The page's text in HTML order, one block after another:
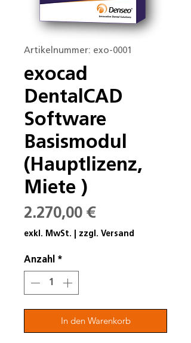
Artikelnummer: exo-0001
exocad
DentalCAD
Software
Basismodul
(Hauptlizenz,
Miete )
2.270,00 €Preis
exkl. MwSt. zzgl. Versand
Anzahl *
In den Warenkorb